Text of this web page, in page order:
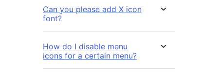
Can you please add X icon
font?
How do I disable menu
icons for a certain menu?